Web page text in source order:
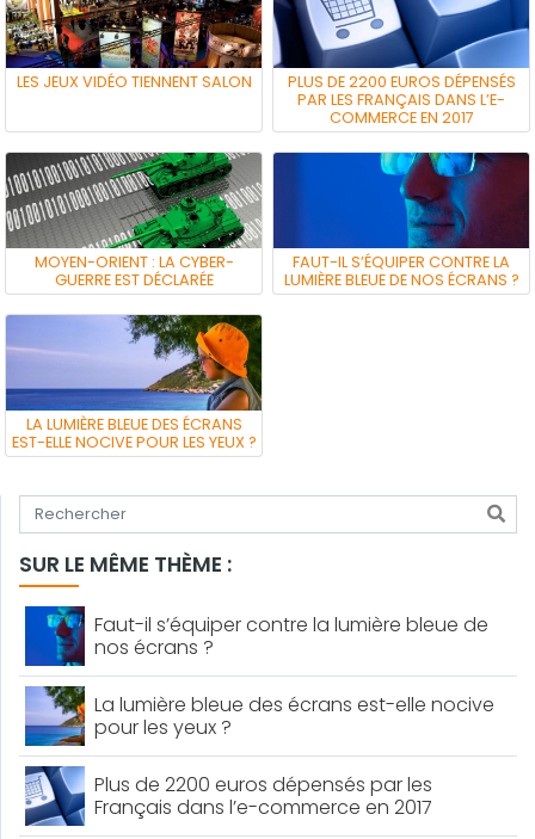
LES JEUX VIDÉO TIENNENT SALON
PLUS DE 2200 EUROS DÉPENSÉS
PAR LES FRANÇAIS DANS L’E-
COMMERCE EN 2017
MOYEN-ORIENT : LA CYBER-
GUERRE EST DÉCLARÉE
FAUT-IL S’ÉQUIPER CONTRE LA
LUMIÈRE BLEUE DE NOS ÉCRANS ?
LA LUMIÈRE BLEUE DES ÉCRANS
EST-ELLE NOCIVE POUR LES YEUX ?
Tapez votre recherche
SUR LE MÊME THÈME :
Faut-il s’équiper contre la lumière bleue de
nos écrans ?
La lumière bleue des écrans est-elle nocive
pour les yeux ?
Plus de 2200 euros dépensés par les
Français dans l’e-commerce en 2017